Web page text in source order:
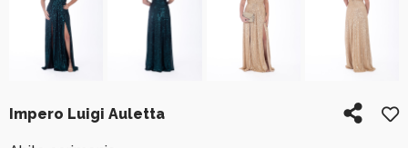
Impero Luigi Auletta